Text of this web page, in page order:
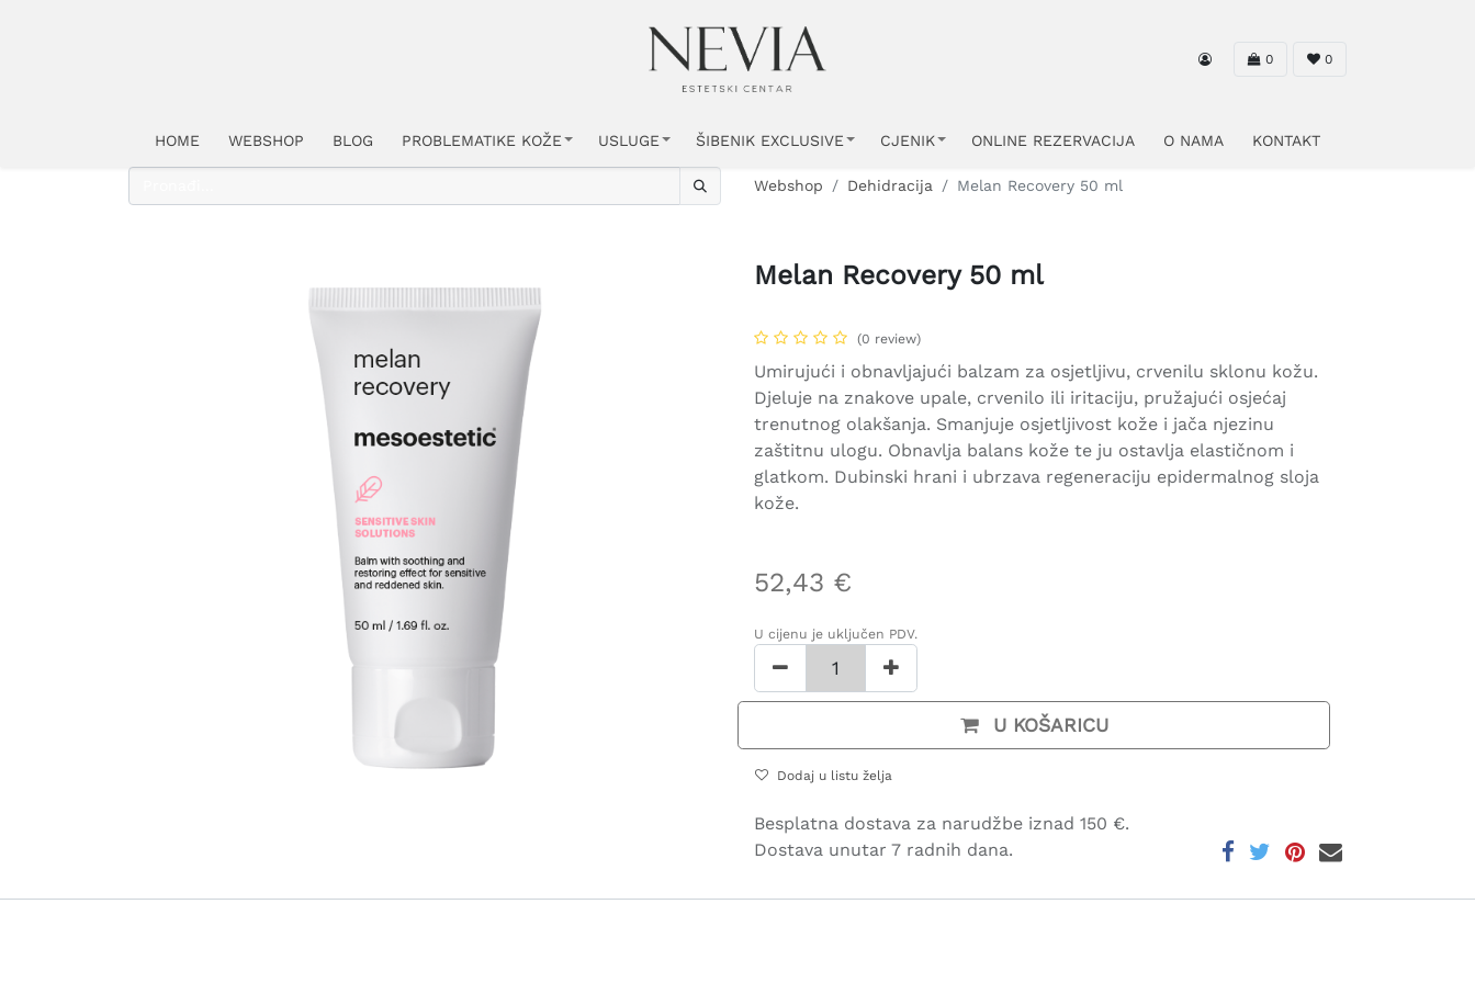
0 0
HOME WEBSHOP BLOG PROBLEMATIKE KOŽE USLUGE ŠIBENIK EXCLUSIVE CJENIK ONLINE REZERVACIJA O NAMA KONTAKT
Webshop Dehidracija Melan Recovery 50 ml
Melan Recovery 50 ml
(0 review)
Umirujući i obnavljajući balzam za osjetljivu, crvenilu sklonu kožu.
Djeluje na znakove upale, crvenilo ili iritaciju, pružajući osjećaj
trenutnog olakšanja. Smanjuje osjetljivost kože i jača njezinu
zaštitnu ulogu. Obnavlja balans kože te ju ostavlja elastičnom i
glatkom. Dubinski hrani i ubrzava regeneraciju epidermalnog sloja
kože.
52,43 €
U cijenu je uključen PDV.
U KOŠARICU
Dodaj u listu želja
Besplatna dostava za narudžbe iznad 150 €.
Dostava unutar 7 radnih dana.